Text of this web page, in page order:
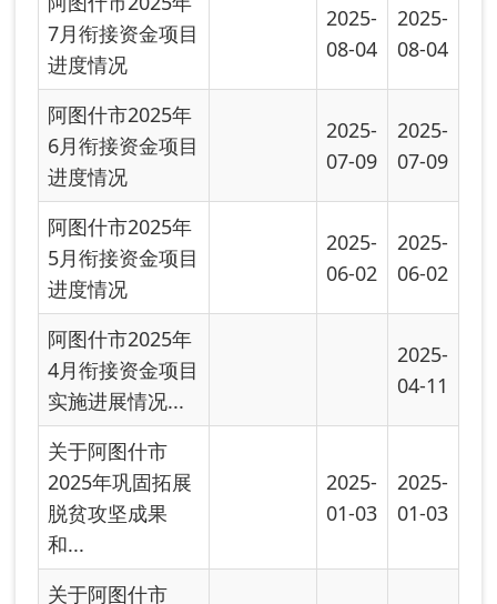
关于阿图什市
2025年巩固拓展
脱贫攻坚成果
和...
2025-
关于阿图什市
2024年巩固拓展
脱贫攻坚成果
同...
07-20
2024-
07-20
关于阿图什市
2024年巩固拓展
脱贫攻坚成果
和...
07-20
07-20
关于阿图什市
2024年巩固拓展
脱贫攻坚成果
同...
关于阿图什市
2024年巩固拓展
脱贫攻坚成果
和...